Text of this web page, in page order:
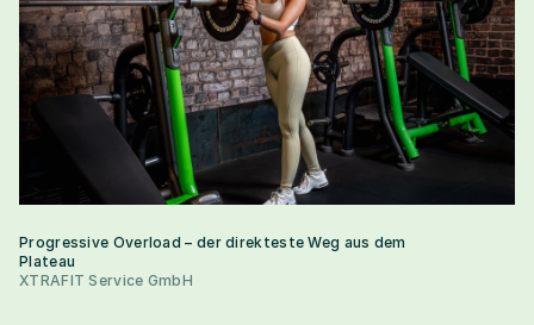
Progressive Overload – der direkteste Weg aus dem
Plateau
XTRAFIT Service GmbH